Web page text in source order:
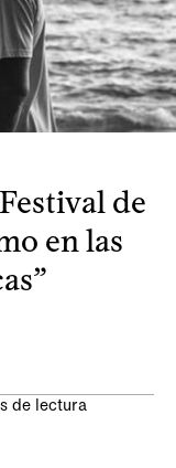
de
en las
de lectura